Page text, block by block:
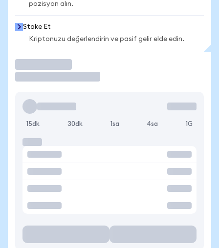
pozisyon alın.
Stake Et
Kriptonuzu değerlendirin ve pasif gelir elde edin.
15dk 30dk 1sa 4sa 1G